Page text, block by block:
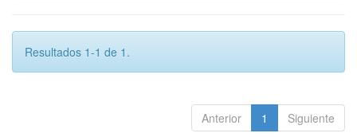
Resultados 1-1 de 1.
Anterior 1 Siguiente